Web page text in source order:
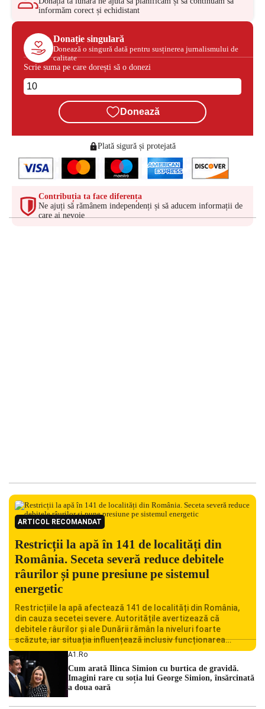
informăm corect și echidistant
Donație singulară
Donează o singură dată pentru susținerea jurnalismului de
calitate
Scrie suma pe care dorești să o donezi
Donează
Plată sigură și protejată
Contribuția ta face diferența
Ne ajuți să rămânem independenți și să aducem informații de
care ai nevoie
ARTICOL RECOMANDAT
Restricții la apă în 141 de localități din
România. Seceta severă reduce debitele
râurilor și pune presiune pe sistemul
energetic
Restricțiile la apă afectează 141 de localități din România,
din cauza secetei severe. Autoritățile avertizează că
debitele râurilor și ale Dunării rămân la niveluri foarte
scăzute, iar situația influențează inclusiv funcționarea
Centralei Nucleare de la Cernavodă. România se confruntă
cu una dintre cele mai dificile perioade din punct de vedere
hidrologic din ultimii ani. Lipsa […]
A1.ro
Cum arată Ilinca Simion cu burtica de gravidă.
Imagini rare cu soția lui George Simion, însărcinată
a doua oară